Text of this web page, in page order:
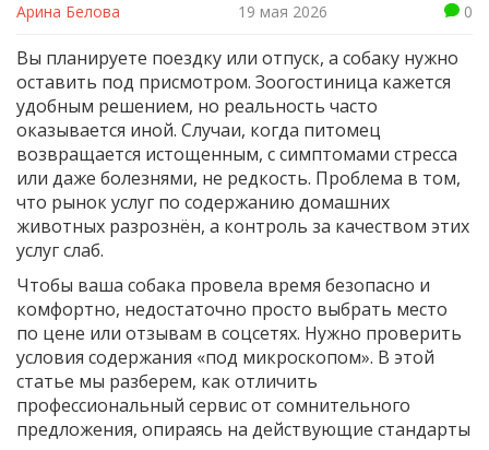
Арина Белова 19 мая 2026 0
Вы планируете поездку или отпуск, а собаку нужно
оставить под присмотром. Зоогостиница кажется
удобным решением, но реальность часто
оказывается иной. Случаи, когда питомец
возвращается истощенным, с симптомами стресса
или даже болезнями, не редкость. Проблема в том,
что рынок услуг по содержанию домашних
животных разрознён, а контроль за качеством этих
услуг слаб.
Чтобы ваша собака провела время безопасно и
комфортно, недостаточно просто выбрать место
по цене или отзывам в соцсетях. Нужно проверить
условия содержания «под микроскопом». В этой
статье мы разберем, как отличить
профессиональный сервис от сомнительного
предложения, опираясь на действующие стандарты